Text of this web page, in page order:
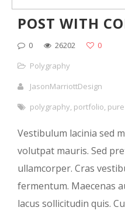
POST WITH
0 26202
0
Polygraphy
JasonMarriottDesign
polygraphy, portfolio, pure
Vestibulum lacinia sed
volutpat mauris. Sed
ullamcorper. Cras
fermentum. Maecenas
lacus sollicitudin quis.